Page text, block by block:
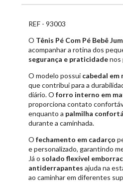
REF - 93003
O Tênis Pé Com Pé Bebê
acompanhar a rotina dos
segurança e praticidadenos
O modelo possui cabedal
que contribui para a
diário. O forro interno em
proporciona contato
enquanto a palmilha
durante a caminhada.
O fechamento em cadarço
e personalizado, garantindo
Já o solado flexível
antiderrapantes ajuda na
ao caminhar em diferentes